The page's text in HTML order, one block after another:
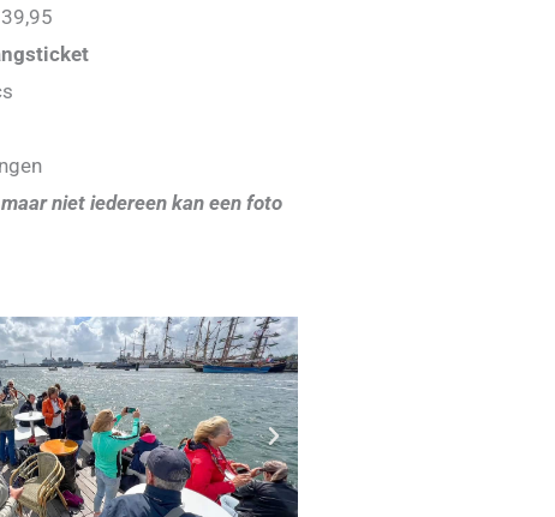
niet iedereen kan een foto